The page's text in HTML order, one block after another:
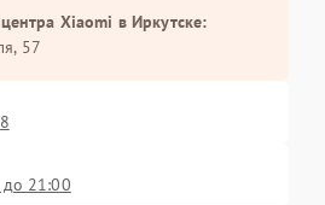
Xiaomi в Иркутске:
57
21:00